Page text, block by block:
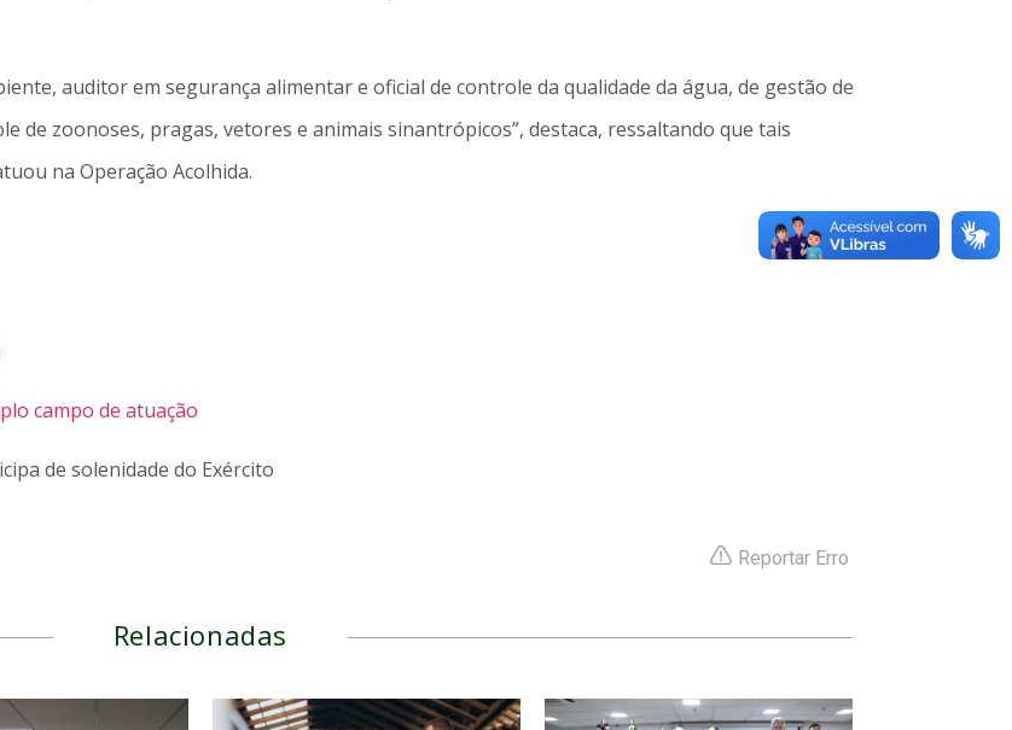
auditor em segurança alimentar e oficial de controle da qualidade da água, de gestão de
de zoonoses, pragas, vetores e animais sinantrópicos”, destaca, ressaltando que tais
na Operação Acolhida.
campo de atuação
de solenidade do Exército
Reportar Erro
Relacionadas